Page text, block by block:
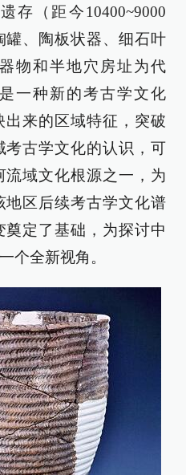
存（距今10400~9000
、陶板状器、细石叶
物和半地穴房址为代
一种新的考古学文化
来的区域特征，突破
考古学文化的认识，可
域文化根源之一，为
地区后续考古学文化谱
定了基础，为探讨中
个全新视角。